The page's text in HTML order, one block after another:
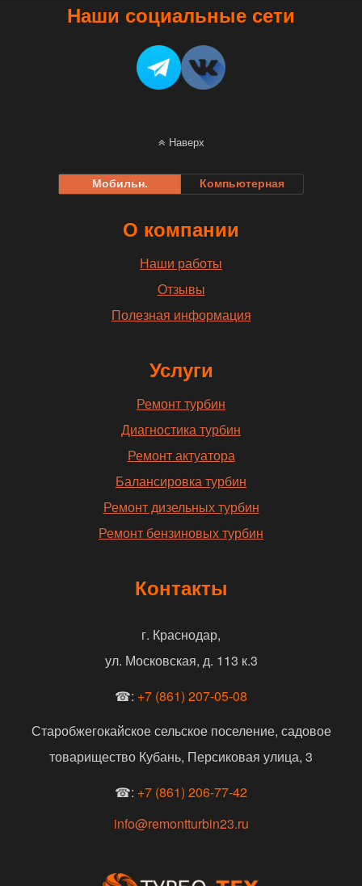
Наши социальные сети
Наверх
Мобильн. Компьютерная
О компании
Наши работы
Отзывы
Полезная информация
Услуги
Ремонт турбин
Диагностика турбин
Ремонт актуатора
Балансировка турбин
Ремонт дизельных турбин
Ремонт бензиновых турбин
Контакты
г. Краснодар,
ул. Московская, д. 113 к.3
☎: +7 (861) 207-05-08
Старобжегокайское сельское поселение, садовое
товарищество Кубань, Персиковая улица, 3
☎: +7 (861) 206-77-42
info@remontturbin23.ru